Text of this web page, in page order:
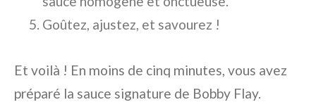
Goûtez, ajustez, et savourez !
Et voilà ! En moins de cinq minutes, vous avez
préparé la sauce signature de Bobby Flay.